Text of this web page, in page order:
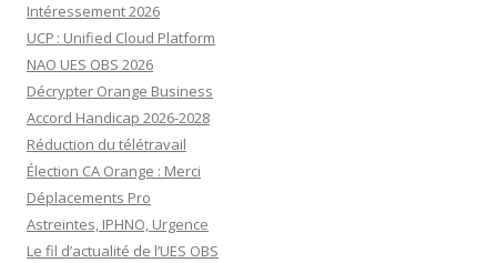
Intéressement 2026
UCP : Unified Cloud Platform
NAO UES OBS 2026
Décrypter Orange Business
Accord Handicap 2026-2028
Réduction du télétravail
Élection CA Orange : Merci
Déplacements Pro
Astreintes, IPHNO, Urgence
Le fil d’actualité de l’UES OBS